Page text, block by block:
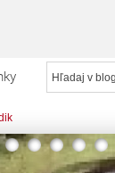
temná fašistická